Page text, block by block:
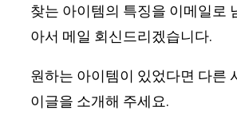
찾는 아이템의 특징을 이메일로
아서 메일 회신드리겠습니다.
원하는 아이템이 있었다면 다른
이글을 소개해 주세요.